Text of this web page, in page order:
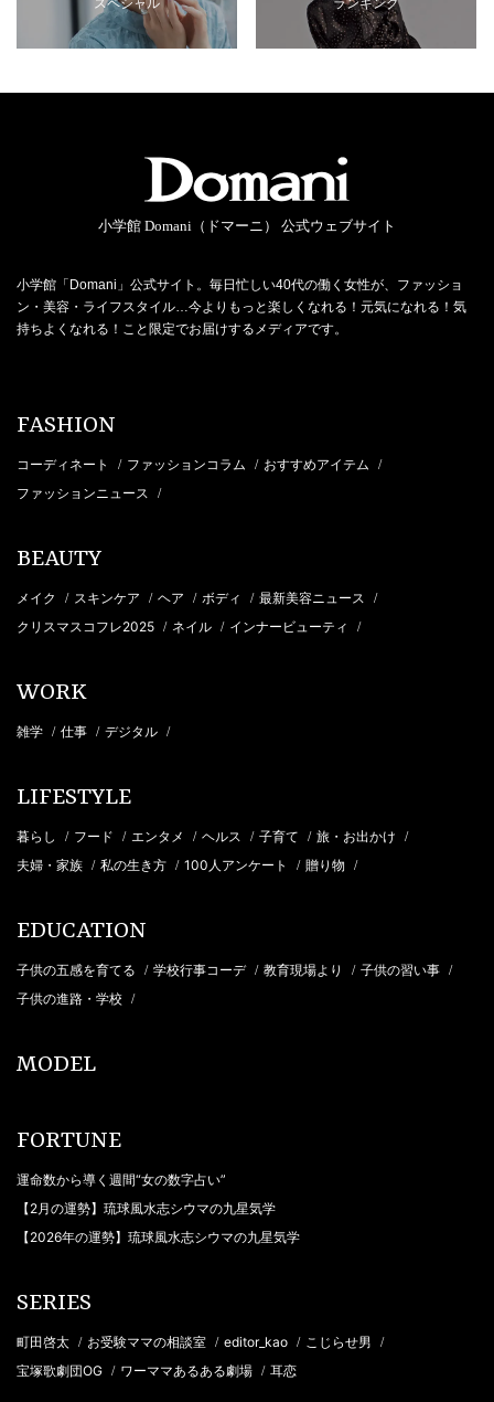
小学館 Domani（ドマーニ） 公式ウェブサイト
小学館「Domani」公式サイト。毎日忙しい40代の働く女性が、ファッショ
ン・美容・ライフスタイル…今よりもっと楽しくなれる！元気になれる！気
持ちよくなれる！こと限定でお届けするメディアです。
FASHION
コーディネート / ファッションコラム / おすすめアイテム /
ファッションニュース /
BEAUTY
メイク / スキンケア / ヘア / ボディ / 最新美容ニュース /
クリスマスコフレ2025 / ネイル / インナービューティ /
WORK
雑学 / 仕事 / デジタル /
LIFESTYLE
暮らし / フード / エンタメ / ヘルス / 子育て / 旅・お出かけ /
夫婦・家族 / 私の生き方 / 100人アンケート / 贈り物 /
EDUCATION
子供の五感を育てる / 学校行事コーデ / 教育現場より / 子供の習い事 /
子供の進路・学校 /
MODEL
FORTUNE
運命数から導く週間“女の数字占い”
【2月の運勢】琉球風水志シウマの九星気学
【2026年の運勢】琉球風水志シウマの九星気学
SERIES
町田啓太 / お受験ママの相談室 / editor_kao / こじらせ男 /
宝塚歌劇団OG / ワーママあるある劇場 / 耳恋